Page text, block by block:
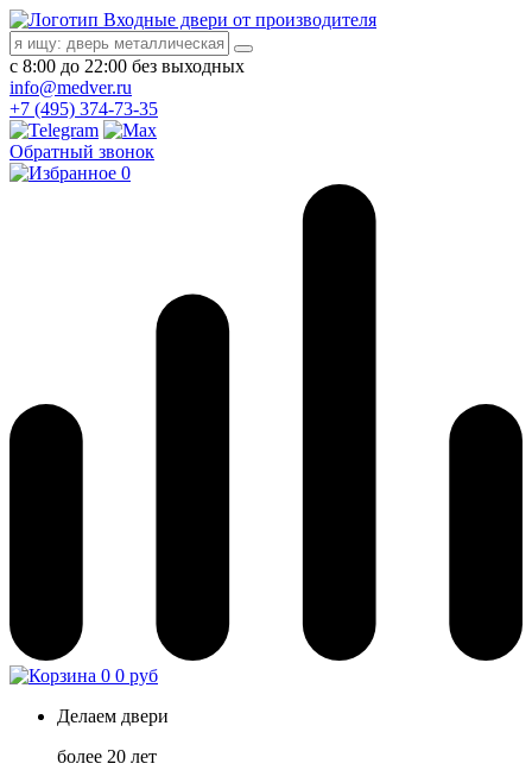
Входные двери от производителя
с 8:00 до 22:00 без выходных
info@medver.ru
+7 (495) 374-73-35
Обратный звонок
0
0 0 руб
Делаем двери
более 20 лет